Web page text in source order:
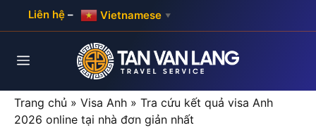
Liên hệ – Vietnamese ▼
Menu
Trang chủ » Visa Anh » Tra cứu kết quả visa Anh
2026 online tại nhà đơn giản nhất